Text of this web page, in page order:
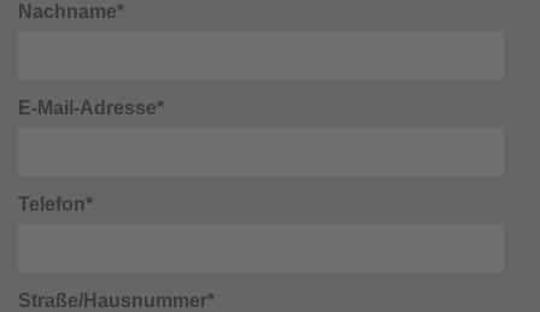
Nachname*
E-Mail-Adresse*
Telefon*
Straße/Hausnummer*